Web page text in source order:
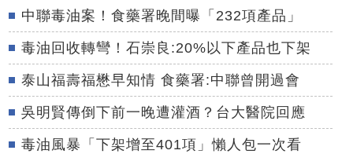
中聯毒油案！食藥署晚間曝「232項產品」
毒油回收轉彎！石崇良:20%以下產品也下架
泰山福壽福懋早知情 食藥署:中聯曾開過會
吳明賢傳倒下前一晚遭灌酒？台大醫院回應
毒油風暴「下架增至401項」懶人包一次看